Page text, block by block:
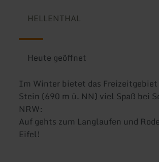
HELLENTHAL
Heute geöffnet
Im Winter bietet das
Stein (690 m ü. NN) viel Spaß bei
NRW:
Auf gehts zum Langlaufen und
Eifel!